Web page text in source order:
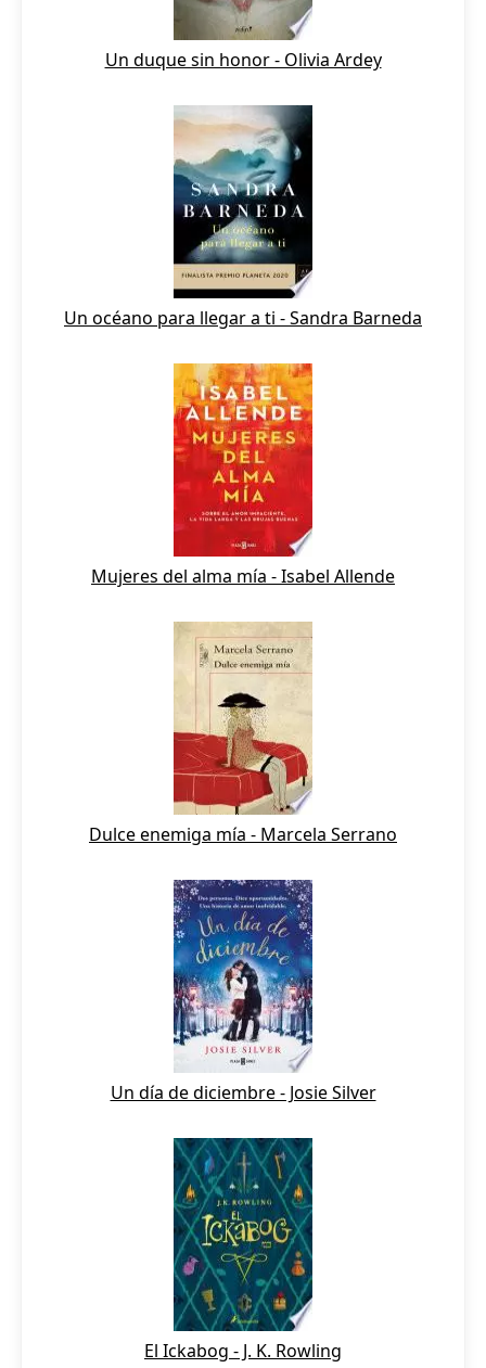
Un duque sin honor - Olivia Ardey
Un océano para llegar a ti - Sandra Barneda
Mujeres del alma mía - Isabel Allende
Dulce enemiga mía - Marcela Serrano
Un día de diciembre - Josie Silver
El Ickabog - J. K. Rowling